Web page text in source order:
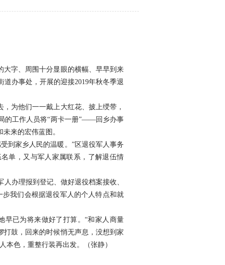
字、周围十分显眼的横幅、早早到来
办事处，开展的迎接2019年秋冬季退
为他们一一戴上大红花、披上绶带，
的工作人员将“两卡一册”——回乡办事
来的宏伟蓝图。
到家乡人民的温暖。”区退役军人事务
单，又与军人家属联系，了解退伍情
办理报到登记、做好退役档案接收、
我们会根据退役军人的个人特点和就
已为将来做好了打算。“和家人商量
打鼓，回来的时候悄无声息，没想到家
本色，重整行装再出发。
（张静）